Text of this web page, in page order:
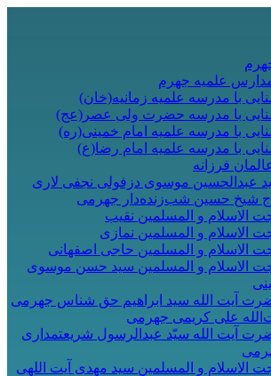
علمیه جهرم
با مدرسه علمیه زمانیه(خان)
با مدرسه حضرت ولی عصر(عج)
با مدرسه علمیه امام خمینی(ره)
با مدرسه علمیه امام رضا(ع)
فرزانه
عبدالحسین موسوی دزفولی نجفی لاری
شیخ حسین شب‌زنده‌دار جهرمی
الاسلام و المسلمین نقیب
الاسلام و المسلمین نمازی
الاسلام و المسلمین حاجی اصفهانی
الاسلام و المسلمین سید حسن موسوی
آیت الله سید ابراهیم حق شناس جهرمی
علی کریمی جهرمی
آيت الله سیّد عبدالرسول شریعتمداری
الاسلام و المسلمین سید مهدی آیت اللهی